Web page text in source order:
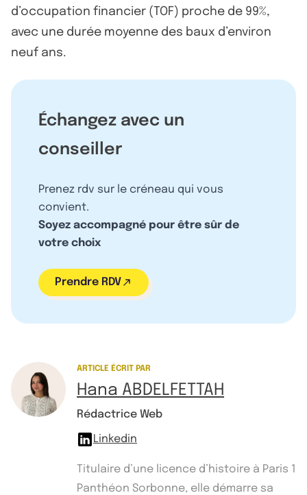
d’occupation financier (TOF) proche de 99%,
avec une durée moyenne des baux d’environ
neuf ans.
Échangez avec un
conseiller
Prenez rdv sur le créneau qui vous
convient.
Soyez accompagné pour être sûr de
votre choix
Prendre RDV
ARTICLE ÉCRIT PAR
Hana ABDELFETTAH
Rédactrice Web
Linkedin
Titulaire d’une licence d’histoire à Paris 1
Panthéon Sorbonne, elle démarre sa